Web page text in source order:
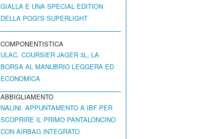
GIALLA E UNA SPECIAL EDITION
DELLA POGI'S SUPERLIGHT
COMPONENTISTICA
ULAC. COURSIER JAGER 3L, LA
BORSA AL MANUBRIO LEGGERA ED
ECONOMICA
ABBIGLIAMENTO
NALINI. APPUNTAMENTO A IBF PER
SCOPRIRE IL PRIMO PANTALONCINO
CON AIRBAG INTEGRATO